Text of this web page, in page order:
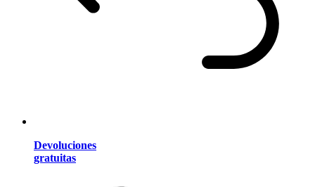
Devoluciones
gratuitas